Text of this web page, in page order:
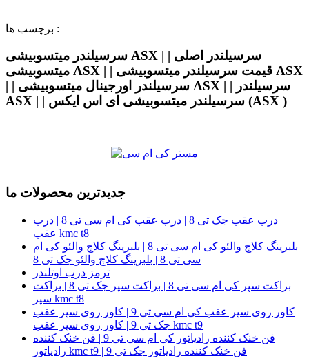
برچسب ها :
سرسیلندر میتسوبیشی ASX | | سرسیلندر اصلی
میتسوبیشی ASX | | قیمت سرسیلندر میتسوبیشی ASX
| | سرسیلندر اورجینال میتسوبیشی ASX | | سرسیلندر
ASX | | سرسیلندر میتسوبیشی ای اس ایکس (ASX )
جدیدترین محصولات ما
درب عقب جک تی 8 | درب عقب کی ام سی تی 8 | درب
عقب kmc t8
بلبرینگ کلاچ والئو کی ام سی تی 8 | بلبرینگ کلاچ والئو کی ام
سی تی 8 | بلبرینگ کلاچ والئو جک تی 8
ترمز درب اوتلندر
براکت سپر کی ام سی تی 8 | براکت سپر جک تی 8 | براکت
سپر kmc t8
کاور روی سپر عقب کی ام سی تی 9 | کاور روی سپر عقب
جک تی 9 | کاور روی سپر عقب kmc t9
فن خنک کننده رادیاتور کی ام سی تی 9 | فن خنک کننده
رادیاتور kmc t9 | فن خنک کننده رادیاتور جک تی 9